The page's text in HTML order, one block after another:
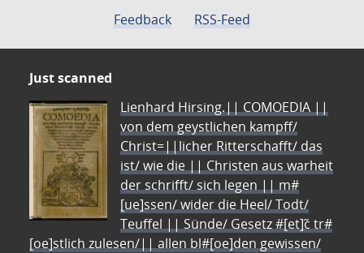
Feedback
RSS-Feed
Just scanned
Lienhard Hirsing.|| COMOEDIA ||
von dem geystlichen kampff/
Christ=||licher Ritterschafft/ das
ist/ wie die || Christen aus warheit
der schrifft/ sich legen || m#
[ue]ssen/ wider die Heel/ Todt/
Teuffel || Sünde/ Gesetz #[et]c̃ tr#
[oe]stlich zulesen/|| allen bl#[oe]den gewissen/